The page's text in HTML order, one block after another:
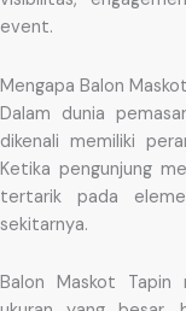
event.
Mengapa Balon
Dalam dunia
dikenali memiliki
Ketika pengunjung
tertarik pada
sekitarnya.
Balon Maskot Tapin